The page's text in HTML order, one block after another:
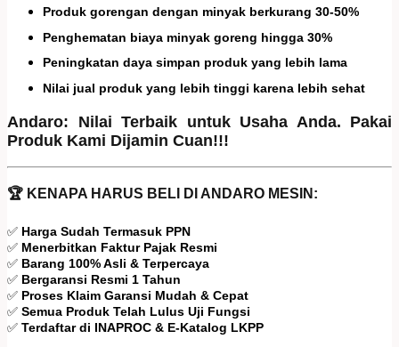
Produk gorengan dengan minyak berkurang 30-50%
Penghematan biaya minyak goreng hingga 30%
Peningkatan daya simpan produk yang lebih lama
Nilai jual produk yang lebih tinggi karena lebih sehat
Andaro: Nilai Terbaik untuk Usaha Anda. Pakai
Produk Kami Dijamin Cuan!!!
🏆 KENAPA HARUS BELI DI ANDARO MESIN:
✅ Harga Sudah Termasuk PPN
✅ Menerbitkan Faktur Pajak Resmi
✅ Barang 100% Asli & Terpercaya
✅ Bergaransi Resmi 1 Tahun
✅ Proses Klaim Garansi Mudah & Cepat
✅ Semua Produk Telah Lulus Uji Fungsi
✅ Terdaftar di INAPROC & E-Katalog LKPP